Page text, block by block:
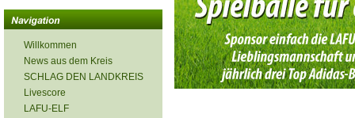
Willkommen
News aus dem Kreis
SCHLAG DEN LANDKREIS
Livescore
LAFU-ELF